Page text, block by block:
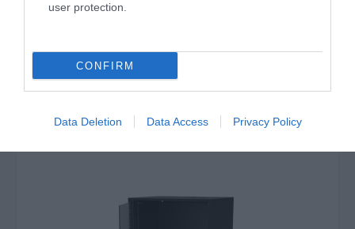
user protection.
CONFIRM
Data Deletion Data Access Privacy Policy